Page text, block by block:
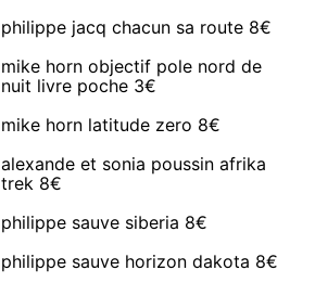
philippe jacq chacun sa route 8€
mike horn objectif pole nord de
nuit livre poche 3€
mike horn latitude zero 8€
alexande et sonia poussin afrika
trek 8€
philippe sauve siberia 8€
philippe sauve horizon dakota 8€